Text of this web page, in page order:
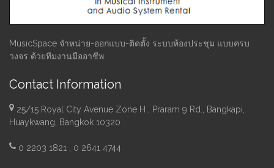
MusicSpace จำหน่าย-ออกแบบ-ติดตั้ง ระบบห้องประชุม แบบครบ
วงจร ด้วยทีมงานมืออาชีพ
Contact Information
25/15 Royal City Avenue Zone H , Praram 9 Rd., Bangkapi,
Huaykwang, Bangkok 10320
0 2203 1821 , 0 2641 4744